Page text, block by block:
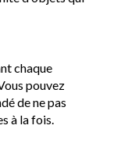
chaque
pouvez
de ne pas
à la fois.